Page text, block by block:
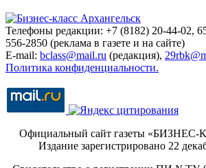
Телефоны редакции: +7 (8182) 20-44-02,
556-2850 (реклама в газете и на сайте)
E-mail: bclass@mail.ru (редакция),
Политика конфиденциальности.
Официальный сайт газеты «БИЗНЕС-
Издание зарегистрировано 22